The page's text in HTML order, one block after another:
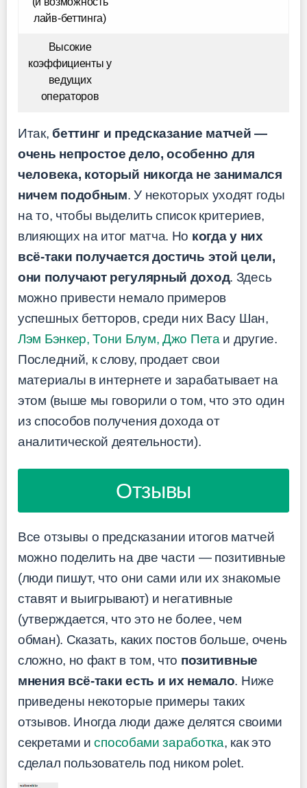
лайв-беттинга)
Высокие
коэффициенты у
ведущих
операторов
Итак,беттинг и предсказание матчей —
очень непростое дело, особенно для
человека, который никогда не занимался
ничем подобным. У некоторых уходят годы
на то, чтобы выделить список критериев,
влияющих на итог матча. Но когда у них
всё-таки получается достичь этой цели,
они получают регулярный доход. Здесь
можно привести немало примеров
успешных бетторов, среди них Васу Шан,
Лэм Бэнкер, Тони Блум, Джо Пета и другие.
Последний, к слову, продает свои
материалы в интернете и зарабатывает на
этом (выше мы говорили о том, что это один
из способов получения дохода от
аналитической деятельности).
Отзывы
Все отзывы о предсказании итогов матчей
можно поделить на две части — позитивные
(люди пишут, что они сами или их знакомые
ставят и выигрывают) и негативные
(утверждается, что это не более, чем
обман). Сказать, каких постов больше, очень
сложно, но факт в том, что позитивные
мнения всё-таки есть и их немало. Ниже
приведены некоторые примеры таких
отзывов. Иногда люди даже делятся своими
секретами испособами заработка, как это
сделал пользователь под ником polet.